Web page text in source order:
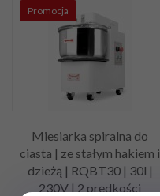
Promocja
Miesiarka spiralna do
ciasta | ze stałym hakiem i
dzieżą | RQBT30 | 30l |
230V | 2 prędkości